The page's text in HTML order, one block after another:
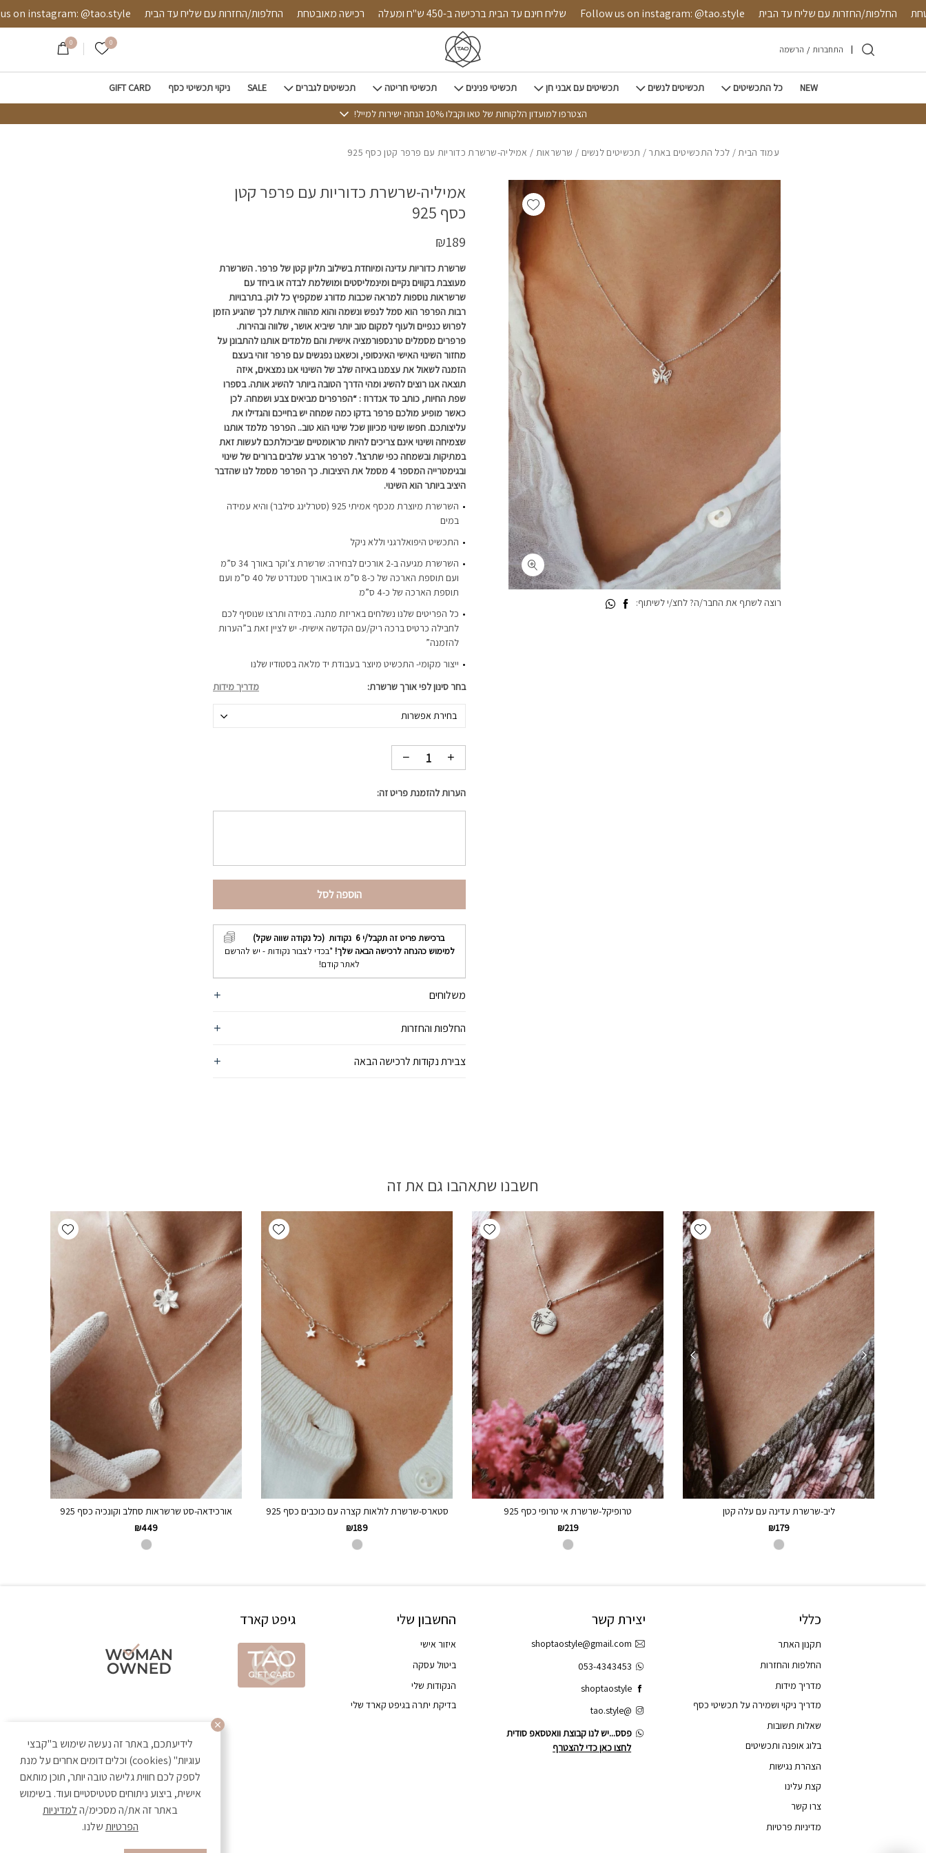
Skip to Content
מאובטחת החלפות/החזרות עם שליח עד הבית Follow us on instagram: @tao.style שליח חינם עד הבית ברכישה ב-450 ש"ח ומעלה רכישה מאובטחת החלפות/החזרות עם שליח עד הבית @tao.style
0 הרשימה שלי
0
התחברות / הרשמה
NEW כל התכשיטים תכשיטים לנשים תכשיטים עם אבני חן תכשיטי פנינים תכשיטי חריטה תכשיטים לגברים SALE ניקוי תכשיטי כסף GIFT CARD
הצטרפו למועדון הלקוחות של טאו וקבלו 10% הנחה ישירות למייל!
עמוד הבית/ לכל התכשיטים באתר / תכשיטים לנשים / שרשראות / אמיליה-שרשרת כדוריות עם פרפר קטן כסף 925
אמיליה-שרשרת כדוריות עם פרפר קטן
כסף 925
₪189
שרשרת כדוריות עדינה ומיוחדת בשילוב תליון קטן של פרפר. השרשרת
מעוצבת בקווים נקיים ומינמליסטים ומושלמת לבדה או ביחד עם
שרשראות נוספות למראה שכבות מדורג שמקפיץ כל לוק. בתרבויות
רבות הפרפר הוא סמל לנפש ונשמה והוא מהווה איתות לכך שהגיע הזמן
לפרוש כנפיים ולעוף למקום טוב יותר שיביא אושר, שלווה ובהירות.
פרפרים מסמלים טרנספורמציה אישית והם מלמדים אותנו להתבונן על
מחזור השינוי האישי האינסופי, וכשאנו נפגשים עם פרפר זוהי בעצם
הזמנה לשאול את עצמנו באיזה שלב של השינוי אנו נמצאים, איזה
תוצאה אנו רוצים להשיג ומהי הדרך הטובה ביותר להשיג אותה. בספרו
שפת החיות, כותב טד אנדרוז : “הפרפרים מביאים צבע ושמחה. לכן
כאשר מופיע מולכם פרפר בדקו כמה שמחה יש בחייכם והגדילו את
עליצותכם. חפשו שינוי מכיוון שכל שינוי הוא טוב.. הפרפר מלמד אותנו
שצמיחה ושינוי אינם צריכים להיות טראומטיים שביכולתכם לעשות זאת
במתיקות ובשמחה כפי שתרצו”. לפרפר ארבע שלבים ברורים של שינוי
ובגימטרייה המספר 4 מסמל את היציבות. כך הפרפר מסמל לנו שהדבר
היציב ביותר הוא השינוי.
השרשרת מיוצרת מכסף אמיתי 925 (סטרלינג סילבר) והיא עמידה
במים
התכשיט היפואלרגני וללא ניקל
השרשרת מגיעה ב-2 אורכים לבחירה: שרשרת צ’וקר באורך 34 ס”מ
ועם תוספת הארכה של כ-8 ס”מ או באורך סטנדרט של 40 ס”מ ועם
תוספת הארכה של כ-4 ס”מ
כל הפריטים שלנו נשלחים באריזת מתנה. במידה ותרצו שנוסיף לכם
לחבילה כרטיס ברכה ריק/עם הקדשה אישית- יש לציין זאת ב”הערות
להזמנה”
ייצור מקומי- התכשיט מיוצר בעבודת יד מלאה בסטודיו שלנו
בחר סינון לפי אורך שרשרת
מדריך מידות
בחירת אפשרות
הערות להזמנת פריט זה:
הוספה לסל
ברכישת פריט זה תקבל/י6 נקודות (כל נקודה שווה שקל)
למימוש כהנחה לרכישה הבאה שלך! *בכדי לצבור נקודות - יש להרשם
לאתר קודם!
משלוחים
החלפות והחזרות
צבירת נקודות לרכישה הבאה
Add wishlist
רוצה לשתף את החבר/ה? לחצ/י לשיתוף:
חשבנו שתאהבו גם את זה
Add wishlist
ליב-שרשרת עדינה עם עלה קטן
₪179
Add wishlist
טרופיקל-שרשרת אי טרופי כסף 925
₪219
Add wishlist
סטארס-שרשרת לולאות קצרה עם כוכבים כסף 925
₪189
Add wishlist
אורכידאה-סט שרשראות סחלב וקונכיה כסף 925
₪449
כללי
תקנון האתר
החלפות והחזרות
מדריך מידות
מדריך ניקוי ושמירה על תכשיטי כסף
שאלות תשובות
בלוג אופנה ותכשיטים
הצהרת נגישות
קצת עלינו
צרו קשר
מדיניות פרטיות
החשבון שלי
איזור אישי
ביטול עסקה
הנקודות שלי
בדיקת יתרה בגיפט קארד שלי
יצירת קשר
shoptaostyle@gmail.com
053-4343453
shoptaostyle
@tao.style
פסס...יש לנו קבוצת וואטסאפ סודית
לחצו כאן כדי להצטרף
גיפט קארד
בחזרה למעלה
לידיעתכם, באתר זה נעשה שימוש ב"קבצי
עוגיות" (cookies) וכלים דומים אחרים על מנת
לספק לכם חווית גלישה טובה יותר, תוכן מותאם
אישית, ביצוע ניתוחים סטטיסטיים ועוד. בשימוש
באתר זה את/ה מסכימ/הלמדיניות
הפרטיותשלנו.